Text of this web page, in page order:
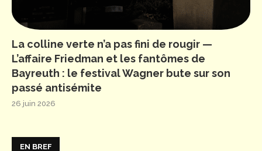
La colline verte n’a pas fini de rougir —
L’affaire Friedman et les fantômes de
Bayreuth : le festival Wagner bute sur son
passé antisémite
26 juin 2026
EN BREF